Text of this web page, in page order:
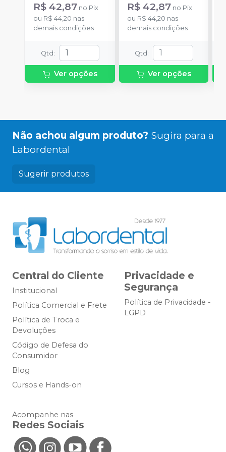
R$ 42,87 no Pix
ou R$ 44,20 nas
demais condições
Qtd :
Ver opções
R$ 42,87 no Pix
ou R$ 44,20 nas
demais condições
Qtd :
Ver opções
Não achou algum produto? Sugira para a
Labordental
Sugerir produtos
Central do Cliente
Institucional
Política Comercial e Frete
Política de Troca e
Devoluções
Código de Defesa do
Consumidor
Blog
Cursos e Hands-on
Privacidade e
Segurança
Política de Privacidade -
LGPD
Acompanhe nas
Redes Sociais